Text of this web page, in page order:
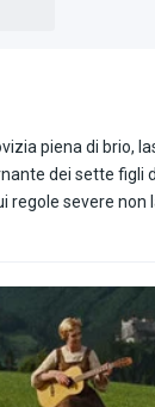
piena di brio,
dei sette figli
regole severe non